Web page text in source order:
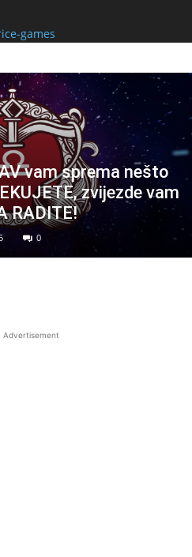
vam sprema nešto
zvijezde vam
RADITE!
0
Advertisement